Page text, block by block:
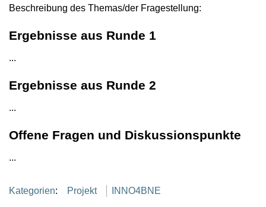
Beschreibung des Themas/der Fragestellung:
Ergebnisse aus Runde 1
...
Ergebnisse aus Runde 2
...
Offene Fragen und Diskussionspunkte
...
Kategorien: Projekt INNO4BNE